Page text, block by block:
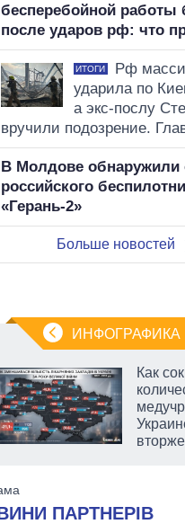
бесперебойной работы
после ударов рф: что
ИТОГИ
Рф
ударила по
а экс-послу
вручили подозрение.
В Молдове обнаружили
российского
«Герань-2»
Больше новостей
ИНФОГРАФИКА
Как